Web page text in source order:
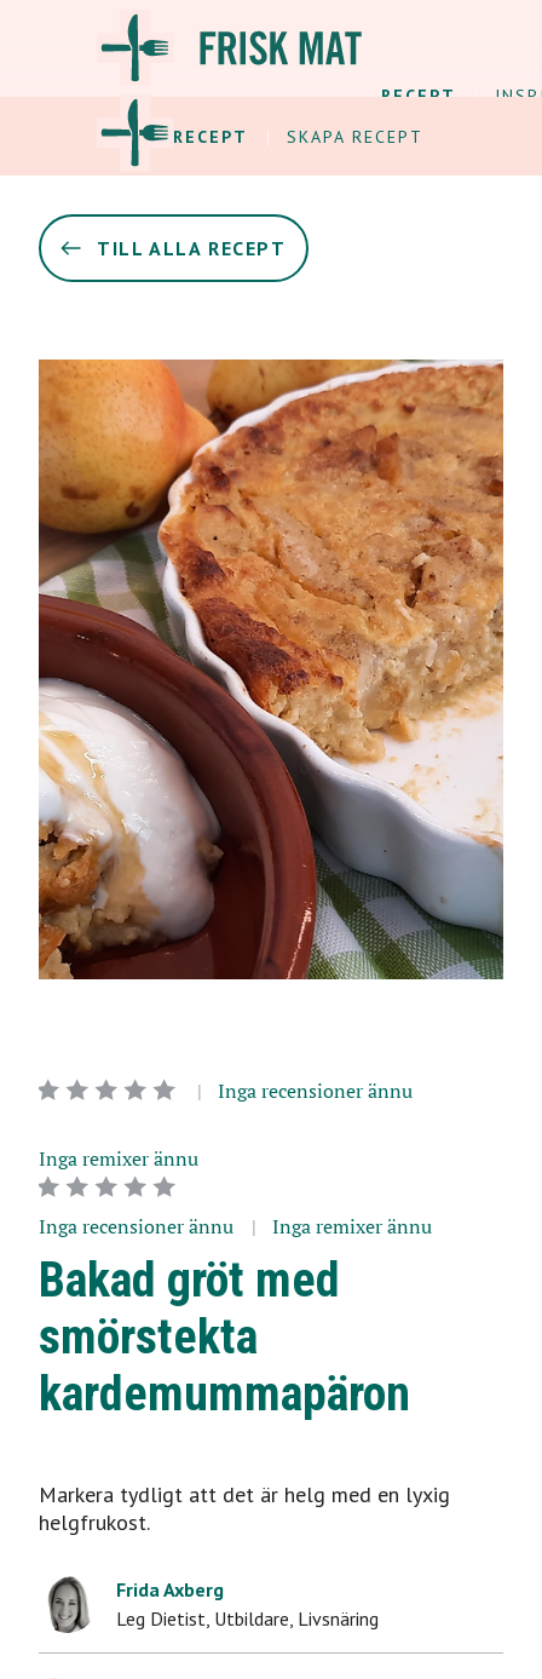
RECEPT
ALLA RECEPT
SKAPA RECEPT
TILL ALLA RECEPT
Inga recensioner ännu
Inga remixer ännu
Inga recensioner ännu Inga remixer ännu
Bakad gröt med
smörstekta
kardemummapäron
Markera tydligt att det är helg med en lyxig
helgfrukost.
Frida Axberg
Leg Dietist, Utbildare Livsnäring